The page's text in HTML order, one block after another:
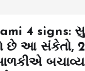
4 signs:
છે આ સંકેતો,